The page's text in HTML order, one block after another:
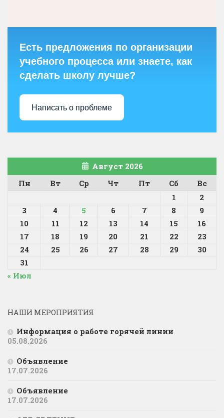
Есть предложения по организации
учебного процесса или знаете, как
сделать школу лучше?
Написать о проблеме
Август 2026
Пн
Вт Ср Чт Пт Сб
Вс
1
2
3
4 5 6 7 8
9
10
11 12 13 14 15
16
17
18 19 20 21 22
23
24
25 26 27 28 29
30
31
« Июл
НАШИ МЕРОПРИЯТИЯ
Информация о работе горячей линии
05.08.2026
Объявление
17.07.2026
Объявление
17.07.2026